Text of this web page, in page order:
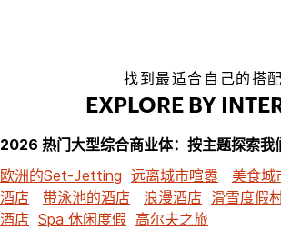
找到最适合自己的搭配
EXPLORE BY
2026 热门大型综合商业体：按主题探索我
欧洲的Set-Jetting 远离城市喧嚣 美食城
酒店
带泳池的酒店 浪漫酒店 滑雪度假
酒店 Spa 休闲度假 高尔夫之旅